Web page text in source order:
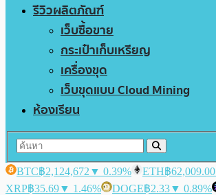
รีวิวผลิตภัณฑ์
เว็บซื้อขาย
กระเป๋าเก็บเหรียญ
เครื่องขุด
เว็บขุดแบบ Cloud Mining
ห้องเรียน
BTC฿2,124,672 ▼ 0.39% ETH฿62,009.00
XRP฿35.69▼ 1.46% DOGE฿2.33▼ 0.89%